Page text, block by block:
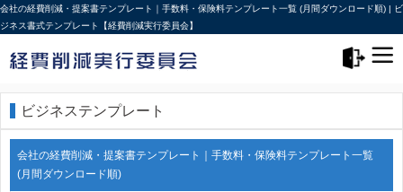
会社の経費削減・提案書テンプレート｜手数料・保険料テンプレート一覧 (月間ダウンロード順) | ビ
ジネス書式テンプレート【経費削減実行委員会】
ビジネステンプレート
会社の経費削減・提案書テンプレート｜手数料・保険料テンプレート一覧
(月間ダウンロード順)